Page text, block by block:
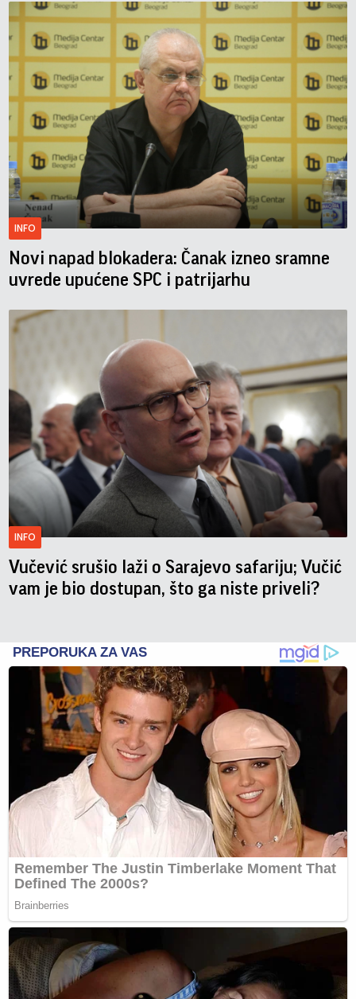
INFO
Novi napad blokadera: Čanak izneo sramne
uvrede upućene SPC i patrijarhu
INFO
Vučević srušio laži o Sarajevo safariju; Vučić
vam je bio dostupan, što ga niste priveli?